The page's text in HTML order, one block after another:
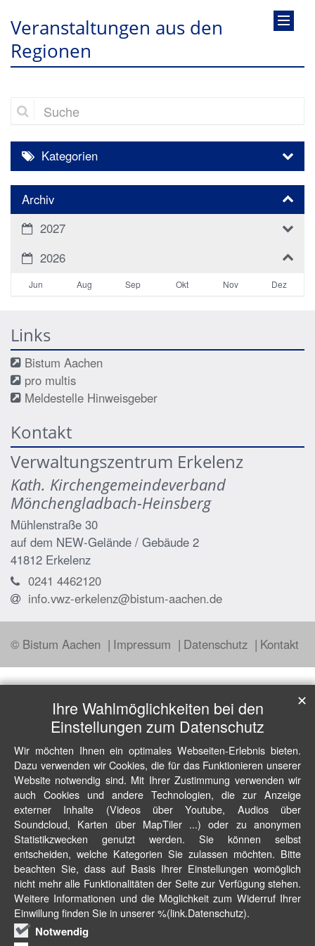
Veranstaltungen aus den
Regionen
Suche
Kategorien
Archiv
2027
2026
Jun Aug Sep Okt Nov Dez
Links
Bistum Aachen
pro multis
Meldestelle Hinweisgeber
Kontakt
Verwaltungszentrum Erkelenz
Kath. Kirchengemeindeverband
Mönchengladbach-Heinsberg
Mühlenstraße 30
auf dem NEW-Gelände / Gebäude 2
41812 Erkelenz
0241 4462120
info.vwz-erkelenz@bistum-aachen.de
© Bistum Aachen Impressum Datenschutz Kontakt
Ihre Wahlmöglichkeiten bei den
Einstellungen zum Datenschutz
Wir möchten Ihnen ein optimales Webseiten-Erlebnis bieten.
Dazu verwenden wir Cookies, die für das Funktionieren unserer
Website notwendig sind. Mit Ihrer Zustimmung verwenden wir
auch Cookies und andere Technologien, die zur Anzeige
externer Inhalte (Videos über Youtube, Audios über
Soundcloud, Karten über MapTiler ...) oder zu anonymen
Statistikzwecken genutzt werden. Sie können selbst
entscheiden, welche Kategorien Sie zulassen möchten. Bitte
beachten Sie, dass auf Basis Ihrer Einstellungen womöglich
nicht mehr alle Funktionalitäten der Seite zur Verfügung stehen.
Weitere Informationen und die Möglichkeit zum Widerruf Ihrer
Einwillung finden Sie in unserer %(link.Datenschutz).
Notwendig
✕